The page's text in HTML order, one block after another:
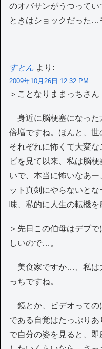
のオバサンがうつって
ときはショックだった…
すとん より:
2009年10月26日 12:32 PM
＞ことなりままっちさん
身近に脳梗塞になった
倍増ですね。ほんと、世
それぞれに怖くて大変
ビを見て以来、私は脳
いで、本当に怖いなあ
ット真剣にやらないと
味、私的に人生の転機を
＞先日この伯母はデブ
しいので…。
美食家ですか…、私は
っちですね。
鏡とか、ビデオっての
である自覚はたっぷり
で自分の姿を見ると、